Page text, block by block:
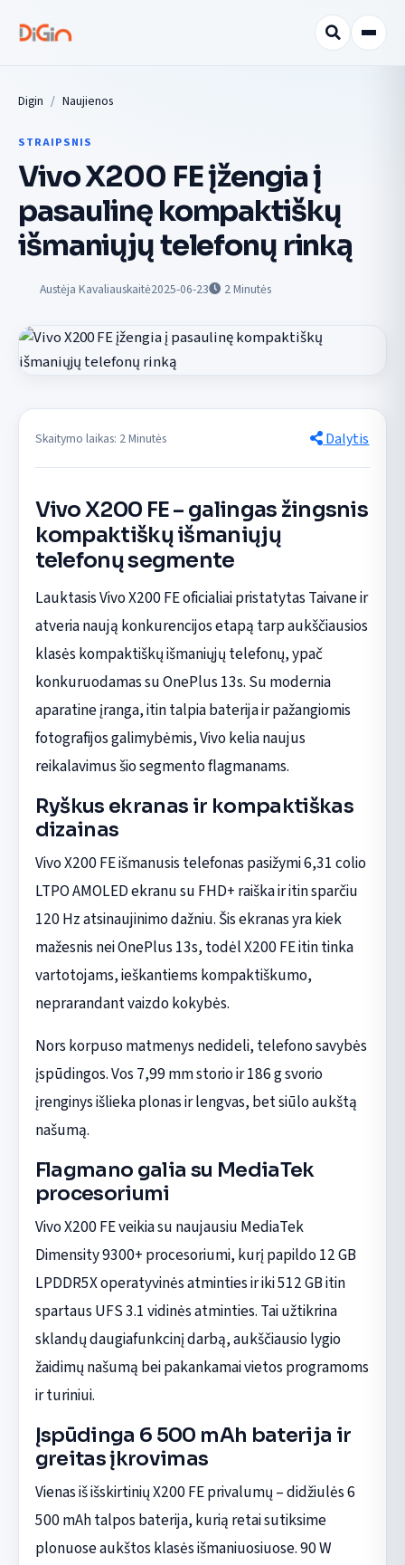
Digin Naujienos
STRAIPSNIS
Vivo X200 FE įžengia į
pasaulinę kompaktiškų
išmaniųjų telefonų rinką
Austėja Kavaliauskaitė2025-06-23 2Minutės
Skaitymo laikas: 2 Minutės Dalytis
Vivo X200 FE – galingas žingsnis
kompaktiškų išmaniųjų
telefonų segmente
Lauktasis Vivo X200 FE oficialiai pristatytas Taivane ir
atveria naują konkurencijos etapą tarp aukščiausios
klasės kompaktiškų išmaniųjų telefonų, ypač
konkuruodamas su OnePlus 13s. Su modernia
aparatine įranga, itin talpia baterija ir pažangiomis
fotografijos galimybėmis, Vivo kelia naujus
reikalavimus šio segmento flagmanams.
Ryškus ekranas ir kompaktiškas
dizainas
Vivo X200 FE išmanusis telefonas pasižymi 6,31 colio
LTPO AMOLED ekranu su FHD+ raiška ir itin sparčiu
120 Hz atsinaujinimo dažniu. Šis ekranas yra kiek
mažesnis nei OnePlus 13s, todėl X200 FE itin tinka
vartotojams, ieškantiems kompaktiškumo,
neprarandant vaizdo kokybės.
Nors korpuso matmenys nedideli, telefono savybės
įspūdingos. Vos 7,99 mm storio ir 186 g svorio
įrenginys išlieka plonas ir lengvas, bet siūlo aukštą
našumą.
Flagmano galia su MediaTek
procesoriumi
Vivo X200 FE veikia su naujausiu MediaTek
Dimensity 9300+ procesoriumi, kurį papildo 12 GB
LPDDR5X operatyvinės atminties ir iki 512 GB itin
spartaus UFS 3.1 vidinės atminties. Tai užtikrina
sklandų daugiafunkcinį darbą, aukščiausio lygio
žaidimų našumą bei pakankamai vietos programoms
ir turiniui.
Įspūdinga 6 500 mAh baterija ir
greitas įkrovimas
Vienas iš išskirtinių X200 FE privalumų – didžiulės 6
500 mAh talpos baterija, kurią retai sutiksime
plonuose aukštos klasės išmaniuosiuose. 90 W